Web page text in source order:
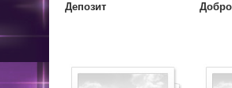
Депозит Добро